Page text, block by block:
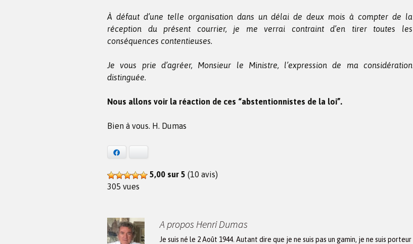
À défaut d’une telle organisation dans un délai de deux mois à compter de la
réception du présent courrier, je me verrai contraint d’en tirer toutes les
conséquences contentieuses.
Je vous prie d’agréer, Monsieur le Ministre, l’expression de ma considération
distinguée.
Nous allons voir la réaction de ces “abstentionnistes de la loi”.
Bien à vous. H. Dumas
5,00 sur 5 (10 avis)
305 vues
A propos Henri Dumas
Je suis né le 2 Août 1944. Autant dire que je ne suis pas un gamin, je ne suis porteur